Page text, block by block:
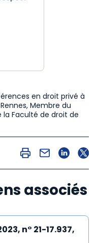
en droit privé à
Membre du
Faculté de droit de
associés
n° 21-17.937,